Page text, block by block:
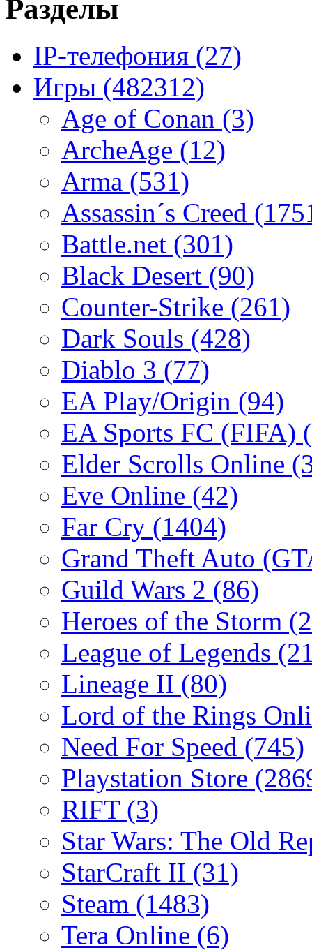
Разделы
IP-телефония (27)
Игры (482312)
Age of Conan (3)
ArcheAge (12)
Arma (531)
Assassin´s Creed
Battle.net (301)
Black Desert (90)
Counter-Strike (261)
Dark Souls (428)
Diablo 3 (77)
EA Play/Origin (94)
EA Sports FC (FIFA)
Elder Scrolls Online
Eve Online (42)
Far Cry (1404)
Grand Theft Auto
Guild Wars 2 (86)
Heroes of the Storm
League of Legends
Lineage II (80)
Lord of the Rings
Need For Speed (745)
Playstation Store
RIFT (3)
Star Wars: The Old
StarCraft II (31)
Steam (1483)
Tera Online (6)